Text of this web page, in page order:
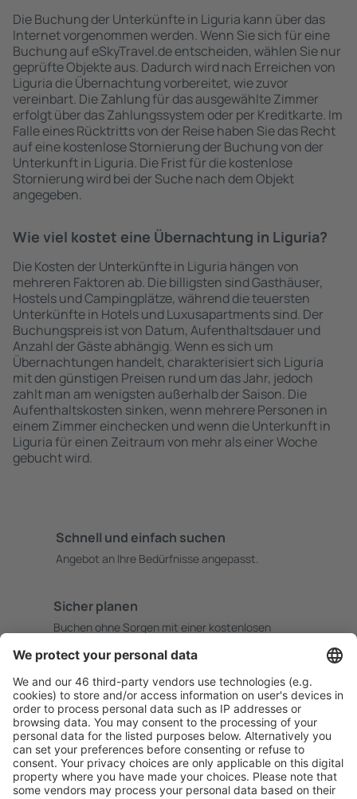
Die Buchung der Unterkünfte in Liguria kann über das
Internet vorgenommen werden. Wenn Sie sich für eine
Buchung auf eSkyTravel.de entscheiden, wählen Sie nur
geprüfte Objekte aus. Dadurch wird nach Erreichen von
Liguria die Übernachtung vorbereitet, wie zuvor
vereinbart. Die Zahlung für das ausgewählte Zimmer
erfolgt über das Zahlungssystem oder per Kreditkarte. Im
Falle eines Rücktritts von der Reise haben Sie das Recht
auf eine kostenlose Stornierung der Buchung von der
Unterkunft in Liguria. Die Frist für die kostenlose
Stornierung wird bei der Suche nach dem Objekt
angegeben.
Wie viel kostet eine Übernachtung in Liguria?
Die Kosten der Unterkünfte in Liguria hängen von
mehreren Faktoren ab. Die billigsten sind Gasthäuser,
Hostels und Campingplätze, während die teuersten
Unterkünfte in Hotels und Luxusapartments sind. Der
Buchungspreis ist von Datum, Aufenthaltsdauer und
Anzahl der Gäste abhängig. Wenn es sich um
Übernachtungen handelt, charakterisiert sich Liguria
mit den günstigen Preisen rund um das Jahr, jedoch
zahlt man am wenigsten außerhalb der Saison. Die
Aufenthaltskosten sinken, wenn mehrere Personen in
einem Zimmer einchecken und wenn die Unterkunft in
Liguria für einen Zeitraum von mehr als einer Woche
gebucht wird.
Schnell und einfach suchen
Angebot an Ihre Bedürfnisse angepasst.
Sicher planen
Buchen ohne Sorgen mit einer kostenlosen
Mehr sparen
Attraktive Preise und Spezialangebote für eingeloggte
Benutzer.
Unterkünfte, die Sie mögen
Wählen Sie aus über 1,3 Millionen Unterkünften: Hotels,
Hütten, Apartments und andere.